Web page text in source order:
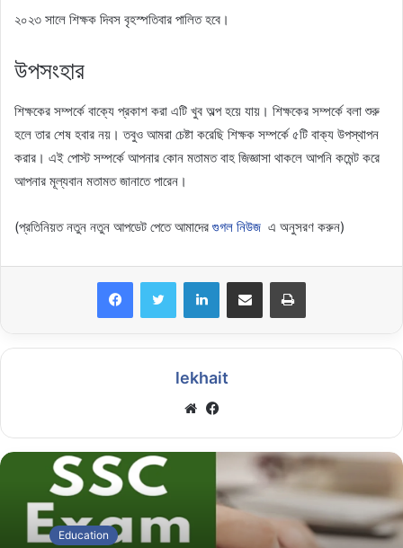
২০২৩ সালে শিক্ষক দিবস বৃহস্পতিবার পালিত হবে।
উপসংহার
শিক্ষকের সম্পর্কে বাক্যে প্রকাশ করা এটি খুব অল্প হয়ে যায়। শিক্ষকের সম্পর্কে বলা শুরু
হলে তার শেষ হবার নয়। তবুও আমরা চেষ্টা করেছি শিক্ষক সম্পর্কে ৫টি বাক্য উপস্থাপন
করার। এই পোস্ট সম্পর্কে আপনার কোন মতামত বাহ জিজ্ঞাসা থাকলে আপনি কমেন্ট করে
আপনার মূল্যবান মতামত জানাতে পারেন।
(প্রতিনিয়ত নতুন নতুন আপডেট পেতে আমাদের গুগল নিউজ এ অনুসরণ করুন)
LinkedInShare via Email Print
lekhait
Website
Education